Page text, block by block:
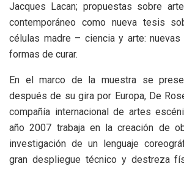
Jacques Lacan; propuestas sobre
contemporáneo como nueva tesis
células madre – ciencia y arte: nuevas
formas de curar.
En el marco de la muestra se
después de su gira por Europa, De
compañía internacional de artes
año 2007 trabaja en la creación de
investigación de un lenguaje
gran despliegue técnico y destreza